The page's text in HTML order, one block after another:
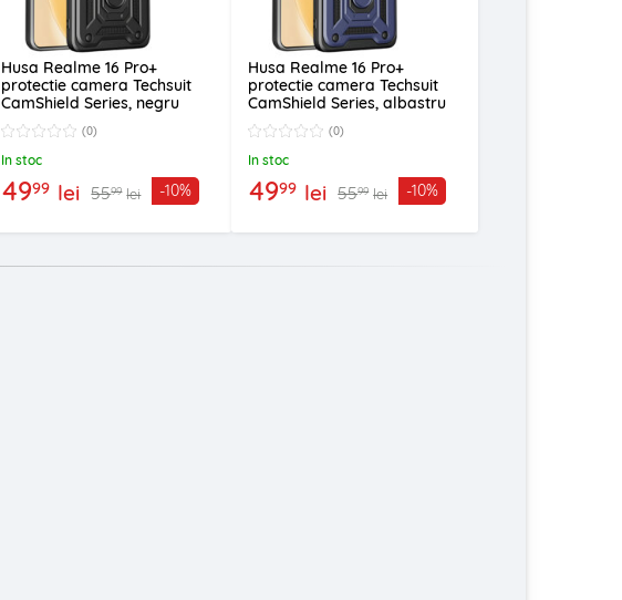
Husa Realme 16 Pro+
protectie camera Techsuit
CamShield Series, negru
(0)
In stoc
4999 lei 5599 lei -10%
Husa Realme 16 Pro+
protectie camera Techsuit
CamShield Series, albastru
(0)
In stoc
4999 lei 5599 lei -10%